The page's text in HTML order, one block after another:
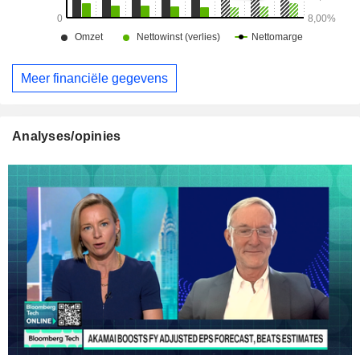
Meer financiële gegevens
Analyses/opinies